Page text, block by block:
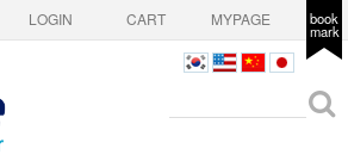
LOGIN CART MYPAGE book
mark